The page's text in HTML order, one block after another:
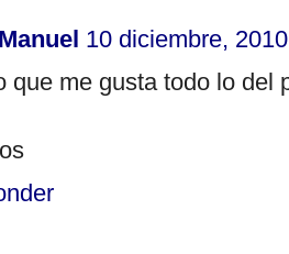
10 diciembre,
que me gusta todo lo del